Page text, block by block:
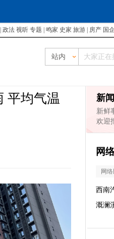
政法 视听 专题 鸣家 史家 旅游 房产 国
站内
平均气温
新
新鲜
欢迎
网
网
西南
溉澜